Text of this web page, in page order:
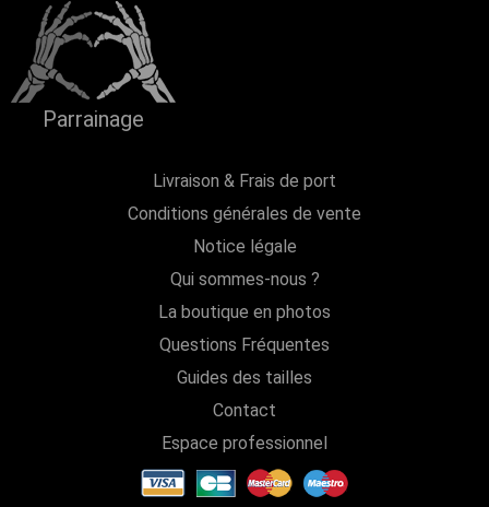
Parrainage
Livraison & Frais de port
Conditions générales de vente
Notice légale
Qui sommes-nous ?
La boutique en photos
Questions Fréquentes
Guides des tailles
Contact
Espace professionnel